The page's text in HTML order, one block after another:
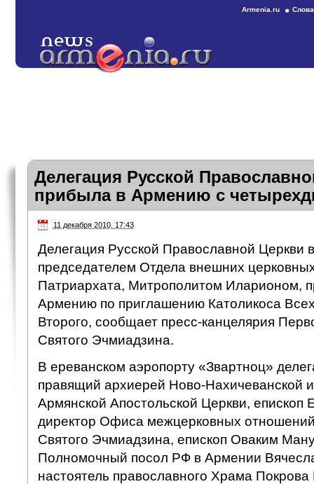
Armenia.ru
Делегация Русской
прибыла в Армению с
11 декабря 2010, 17:43
Делегация Русской Православной Церкви
председателем Отдела внешних
Патриархата, Митрополитом Иларионом,
Армению по приглашению Католикоса
Второго, сообщает пресс-канцелярия
Святого Эчмиадзина.
В ереванском аэропорту «Звартноц»
правящий архиерей Ново-Нахичеванской
Армянской Апостольской Церкви, епископ
директор Офиса межцерковных
Святого Эчмиадзина, епископ Оваким
Полномочный посол РФ в Армении
настоятель православного Храма Покрова